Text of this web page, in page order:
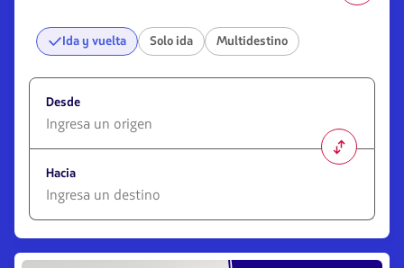
Ida y vuelta Solo ida Multidestino
Desde
opciones
disponibles.
Usa
las
teclas
de
Hacia
opciones
disponibles.